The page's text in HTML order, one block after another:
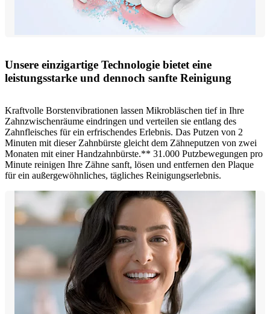
Unsere einzigartige Technologie bietet eine
leistungsstarke und dennoch sanfte Reinigung
Kraftvolle Borstenvibrationen lassen Mikrobläschen tief in Ihre
Zahnzwischenräume eindringen und verteilen sie entlang des
Zahnfleisches für ein erfrischendes Erlebnis. Das Putzen von 2
Minuten mit dieser Zahnbürste gleicht dem Zähneputzen von zwei
Monaten mit einer Handzahnbürste.** 31.000 Putzbewegungen pro
Minute reinigen Ihre Zähne sanft, lösen und entfernen den Plaque
für ein außergewöhnliches, tägliches Reinigungserlebnis.